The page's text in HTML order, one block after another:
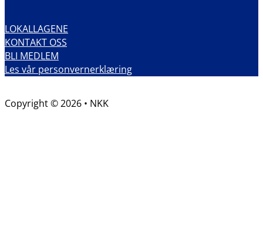
LOKALLAGENE
KONTAKT OSS
BLI MEDLEM
Les vår personvernerklæring
Copyright © 2026 • NKK